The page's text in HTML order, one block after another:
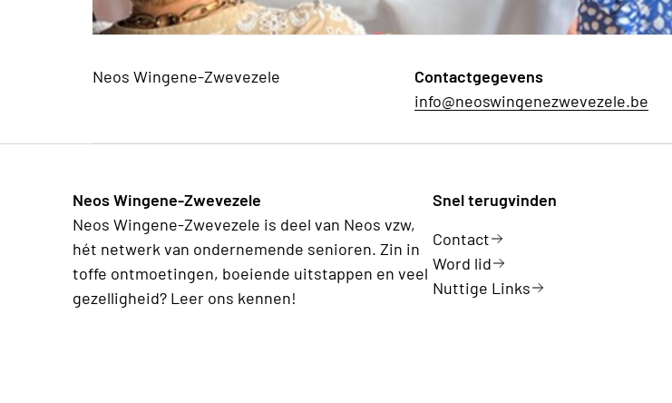
Neos Wingene-Zwevezele
Contactgegevens
info@neoswingenezwevezele.be
Neos Wingene-Zwevezele
Neos Wingene-Zwevezele is deel van Neos vzw,
hét netwerk van ondernemende senioren. Zin in
toffe ontmoetingen, boeiende uitstappen en veel
gezelligheid? Leer ons kennen!
Snel terugvinden
Contact
Word lid
Nuttige Links